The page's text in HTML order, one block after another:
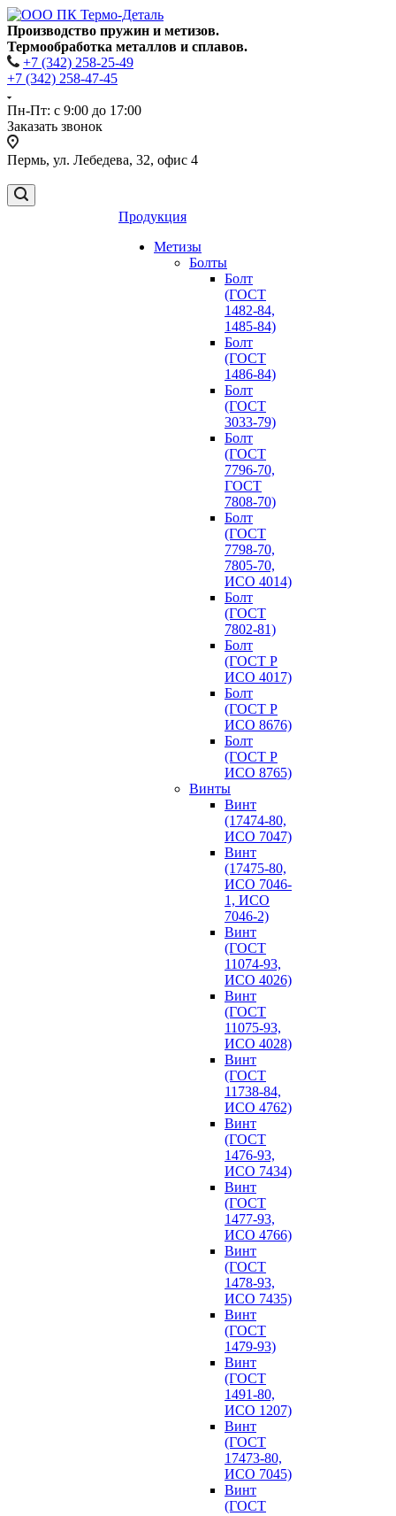
Производство пружин и метизов.
Термообработка металлов и сплавов.
+7 (342) 258-25-49
+7 (342) 258-47-45
Пн-Пт: с 9:00 до 17:00
Заказать звонок
Пермь, ул. Лебедева, 32, офис 4
Продукция
Метизы
Болты
Болт
(ГОСТ
1482-84,
1485-84)
Болт
(ГОСТ
1486-84)
Болт
(ГОСТ
3033-79)
Болт
(ГОСТ
7796-70,
ГОСТ
7808-70)
Болт
(ГОСТ
7798-70,
7805-70,
ИСО 4014)
Болт
(ГОСТ
7802-81)
Болт
(ГОСТ Р
ИСО 4017)
Болт
(ГОСТ Р
ИСО 8676)
Болт
(ГОСТ Р
ИСО 8765)
Винты
Винт
(17474-80,
ИСО 7047)
Винт
(17475-80,
ИСО 7046-
1, ИСО
7046-2)
Винт
(ГОСТ
11074-93,
ИСО 4026)
Винт
(ГОСТ
11075-93,
ИСО 4028)
Винт
(ГОСТ
11738-84,
ИСО 4762)
Винт
(ГОСТ
1476-93,
ИСО 7434)
Винт
(ГОСТ
1477-93,
ИСО 4766)
Винт
(ГОСТ
1478-93,
ИСО 7435)
Винт
(ГОСТ
1479-93)
Винт
(ГОСТ
1491-80,
ИСО 1207)
Винт
(ГОСТ
17473-80,
ИСО 7045)
Винт
(ГОСТ